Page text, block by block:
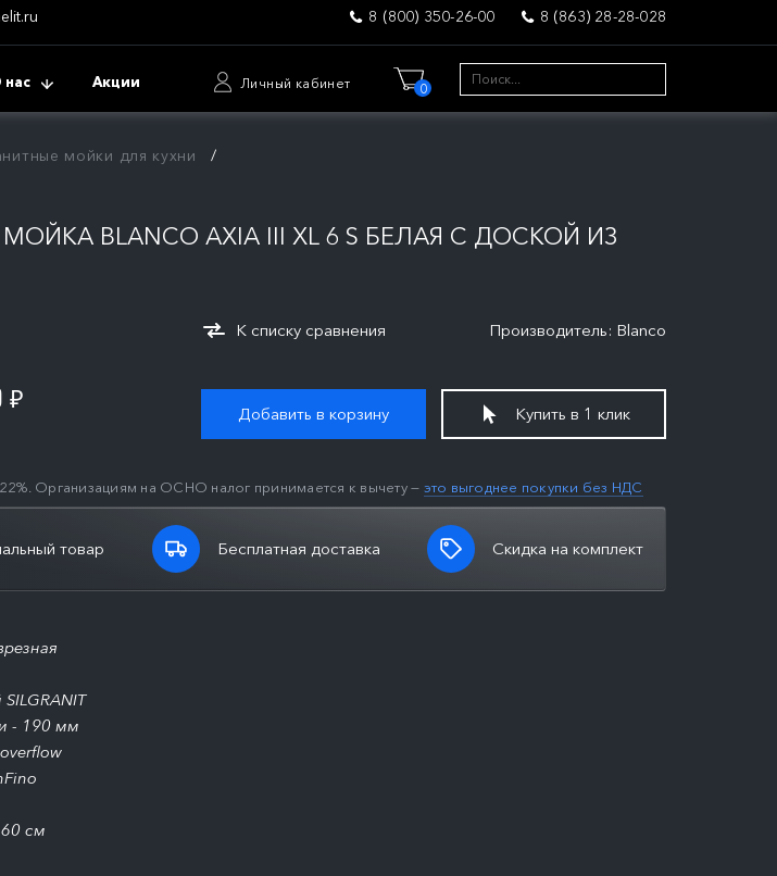
8 (800) 350-26-00 8 (863) 28-28-028
нас Акции Личный кабинет 0
мойки для кухни
BLANCO AXIA III XL 6 S БЕЛАЯ С ДОСКОЙ ИЗ
К списку сравнения Производитель: Blanco
₽
Организациям на ОСНО налог принимается к вычету — это выгоднее покупки без НДС
Добавить в корзину Купить в 1 клик
товар Бесплатная доставка Скидка на комплект
- 190 мм
см